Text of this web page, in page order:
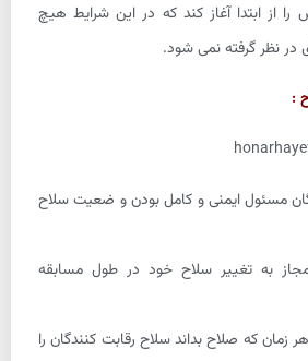
از ابتدا آغاز کند که در این شرایط هیچ
در نظر گرفته نمی شود.
:
مسئول ایمنی و کامل بودن و ضعیت سلاح
مجاز به تغییر سلاح خود در طول مسابقه
زمان که صلاح بداند سلاح رقابت کنندگان را